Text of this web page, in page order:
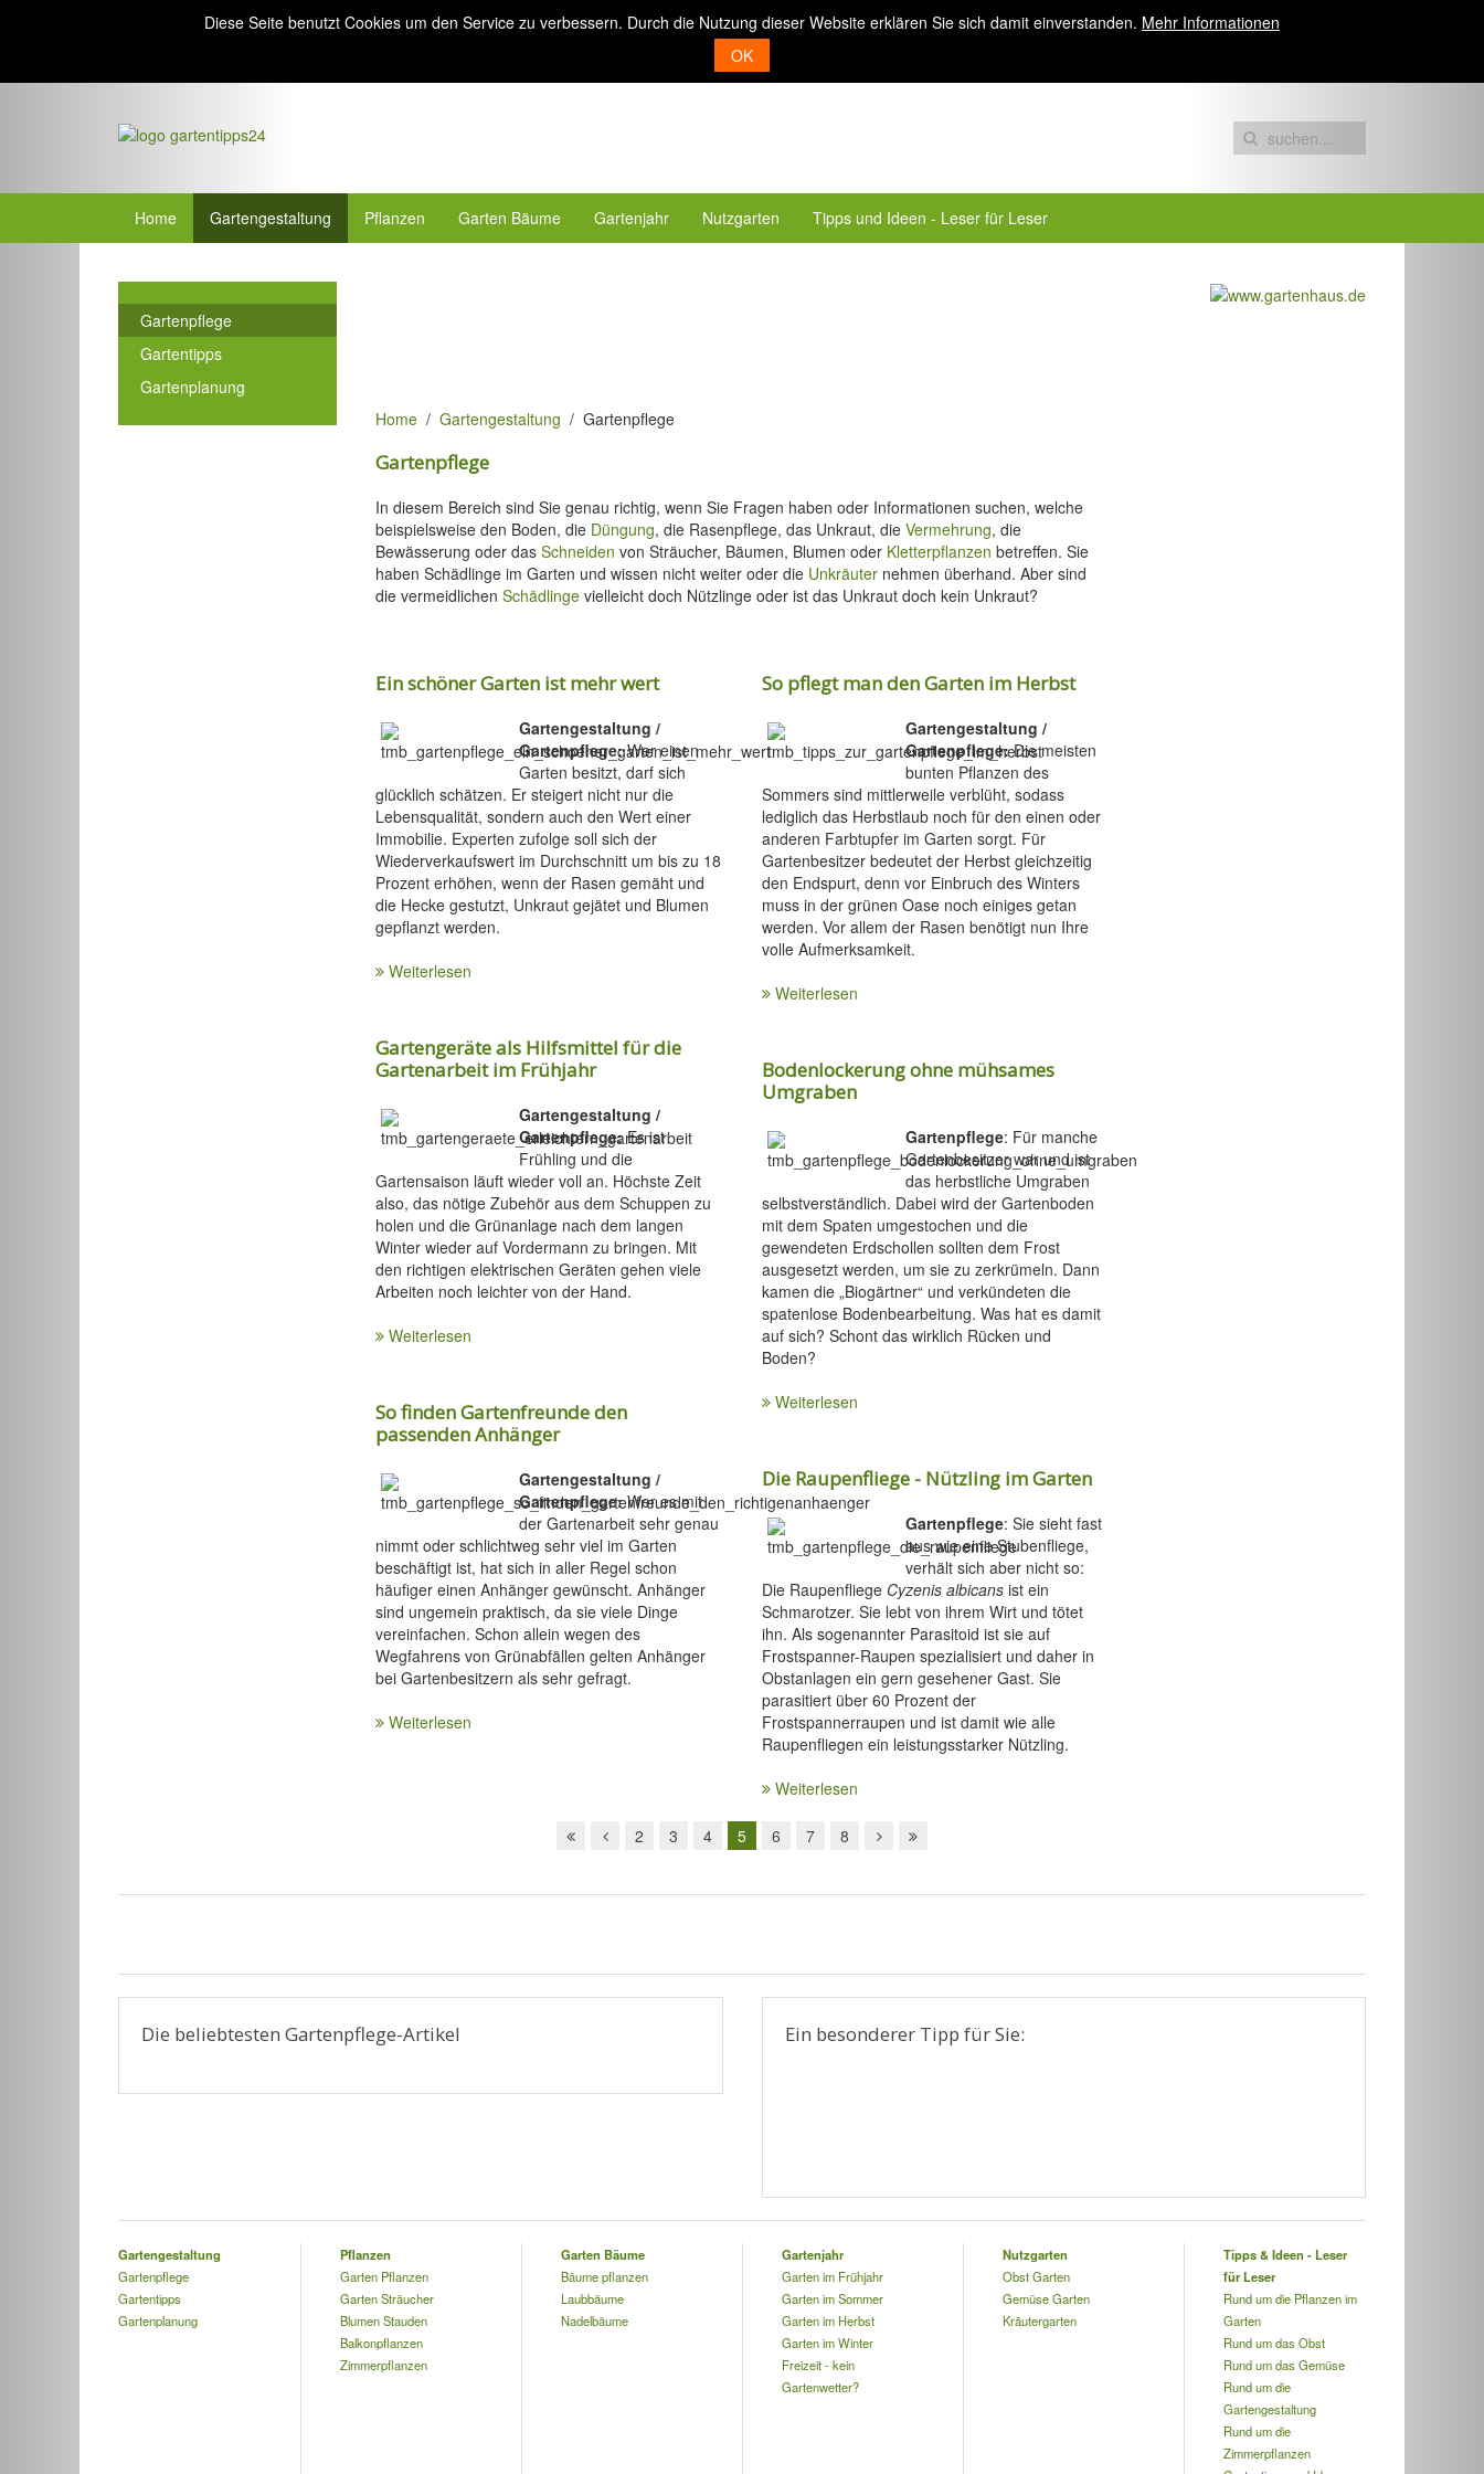
Diese Seite benutzt Cookies um den Service zu verbessern. Durch die Nutzung dieser Website erklären Sie sich damit einverstanden. Mehr Informationen
OK
Home Gartengestaltung Pflanzen Garten Bäume Gartenjahr Nutzgarten Tipps und Ideen - Leser für Leser
Home Gartengestaltung Gartenpflege
Gartenpflege
In diesem Bereich sind Sie genau richtig, wenn Sie Fragen haben oder Informationen suchen, welche
beispielsweise den Boden, die Düngung, die Rasenpflege, das Unkraut, die Vermehrung, die
Bewässerung oder das Schneiden von Sträucher, Bäumen, Blumen oder Kletterpflanzen betreffen. Sie
haben Schädlinge im Garten und wissen nicht weiter oder die Unkräuter nehmen überhand. Aber sind
die vermeidlichen Schädlinge vielleicht doch Nützlinge oder ist das Unkraut doch kein Unkraut?
Ein schöner Garten ist mehr wert
Gartengestaltung /
Gartenpflege:Wer einen
Garten besitzt, darf sich
glücklich schätzen. Er steigert nicht nur die
Lebensqualität, sondern auch den Wert einer
Immobilie. Experten zufolge soll sich der
Wiederverkaufswert im Durchschnitt um bis zu 18
Prozent erhöhen, wenn der Rasen gemäht und
die Hecke gestutzt, Unkraut gejätet und Blumen
gepflanzt werden.
Weiterlesen
Gartengeräte als Hilfsmittel für die
Gartenarbeit im Frühjahr
Gartengestaltung /
Gartenpflege:Es ist
Frühling und die
Gartensaison läuft wieder voll an. Höchste Zeit
also, das nötige Zubehör aus dem Schuppen zu
holen und die Grünanlage nach dem langen
Winter wieder auf Vordermann zu bringen. Mit
den richtigen elektrischen Geräten gehen viele
Arbeiten noch leichter von der Hand.
Weiterlesen
So finden Gartenfreunde den
passenden Anhänger
Gartengestaltung /
Gartenpflege:Wer es mit
der Gartenarbeit sehr genau
nimmt oder schlichtweg sehr viel im Garten
beschäftigt ist, hat sich in aller Regel schon
häufiger einen Anhänger gewünscht. Anhänger
sind ungemein praktisch, da sie viele Dinge
vereinfachen. Schon allein wegen des
Wegfahrens von Grünabfällen gelten Anhänger
bei Gartenbesitzern als sehr gefragt.
Weiterlesen
So pflegt man den Garten im Herbst
Gartengestaltung /
Gartenpflege:Die meisten
bunten Pflanzen des
Sommers sind mittlerweile verblüht, sodass
lediglich das Herbstlaub noch für den einen oder
anderen Farbtupfer im Garten sorgt. Für
Gartenbesitzer bedeutet der Herbst gleichzeitig
den Endspurt, denn vor Einbruch des Winters
muss in der grünen Oase noch einiges getan
werden. Vor allem der Rasen benötigt nun Ihre
volle Aufmerksamkeit.
Weiterlesen
Bodenlockerung ohne mühsames
Umgraben
Gartenpflege: Für manche
Gartenbesitzer war und ist
das herbstliche Umgraben
selbstverständlich. Dabei wird der Gartenboden
mit dem Spaten umgestochen und die
gewendeten Erdschollen sollten dem Frost
ausgesetzt werden, um sie zu zerkrümeln. Dann
kamen die „Biogärtner“ und verkündeten die
spatenlose Bodenbearbeitung. Was hat es damit
auf sich? Schont das wirklich Rücken und
Boden?
Weiterlesen
Die Raupenfliege - Nützling im Garten
Gartenpflege: Sie sieht fast
aus wie eine Stubenfliege,
verhält sich aber nicht so:
Die Raupenfliege Cyzenis albicansist ein
Schmarotzer. Sie lebt von ihrem Wirt und tötet
ihn. Als sogenannter Parasitoid ist sie auf
Frostspanner-Raupen spezialisiert und daher in
Obstanlagen ein gern gesehener Gast. Sie
parasitiert über 60 Prozent der
Frostspannerraupen und ist damit wie alle
Raupenfliegen ein leistungsstarker Nützling.
Weiterlesen
2 3 4 5 6 7 8
Gartenpflege
Gartentipps
Gartenplanung
Die beliebtesten Gartenpflege-Artikel Ein besonderer Tipp für Sie:
Gartengestaltung
Gartenpflege
Gartentipps
Gartenplanung
Pflanzen
Garten Pflanzen
Garten Sträucher
Blumen Stauden
Balkonpflanzen
Zimmerpflanzen
Garten Bäume
Bäume pflanzen
Laubbäume
Nadelbäume
Gartenjahr
Garten im Frühjahr
Garten im Sommer
Garten im Herbst
Garten im Winter
Freizeit - kein
Gartenwetter?
Nutzgarten
Obst Garten
Gemüse Garten
Kräutergarten
Tipps & Ideen - Leser
für Leser
Rund um die Pflanzen im
Garten
Rund um das Obst
Rund um das Gemüse
Rund um die
Gartengestaltung
Rund um die
Zimmerpflanzen